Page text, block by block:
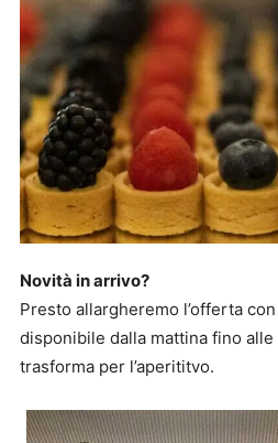
Novità in arrivo?
Presto allargheremo l’offerta
disponibile dalla mattina fino alle
trasforma per l’aperititvo.